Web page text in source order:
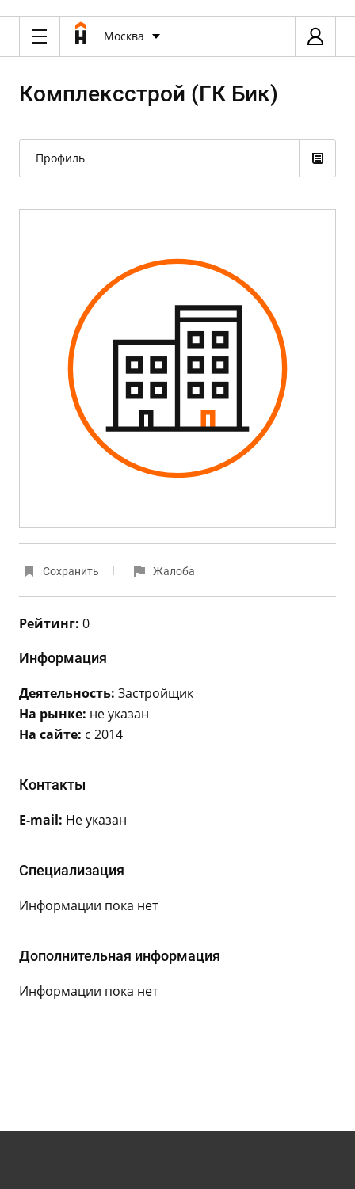
Москва
Комплексстрой (ГК Бик)
Профиль
Сохранить Жалоба
Рейтинг: 0
Информация
Деятельность: Застройщик
На рынке: не указан
На сайте: с 2014
Контакты
E-mail: Не указан
Специализация
Информации пока нет
Дополнительная информация
Информации пока нет